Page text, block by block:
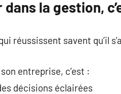
dans la gestion,
réussissent savent qu’il
entreprise, c’est :
décisions éclairées